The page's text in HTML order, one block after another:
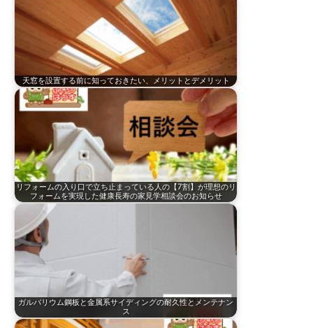
天窓を設置する前に知っておきたい、メリットとデメリット
リフォームの入り口で立ち止まっている人の【7割】が理想のリ
フォームを実現した健康長寿の家見学相談会のお知らせ
ガルバリウム鋼板と金属系サイディングの耐久性とメンテナン
ス